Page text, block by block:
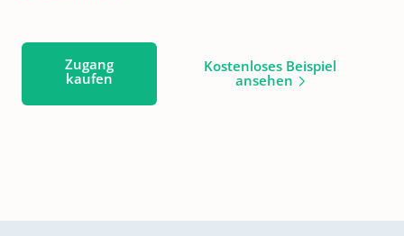
Zugang
kaufen
Kostenloses Beispiel
ansehen